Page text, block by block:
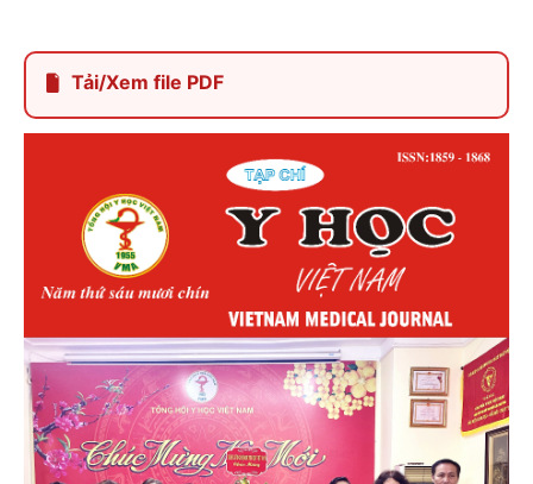
Tải/Xem file PDF